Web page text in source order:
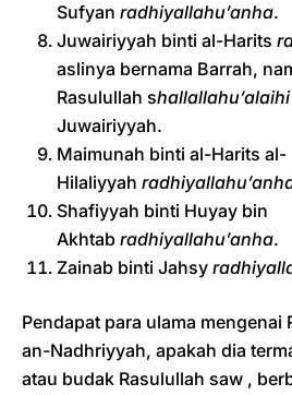
Sufyan radhiyallahu’anha.
Juwairiyyah binti al-Harits
aslinya bernama Barrah,
Rasulullah s
Juwairiyyah.
Maimunah binti al-Harits al-
Hilaliyyah
Shafiyyah binti Huyay bin
Akhtab radhiyallahu’anha.
Zainab binti Jahsy
Pendapat para ulama mengenai
an-Nadhriyyah, apakah dia
atau budak Rasulullah saw ,